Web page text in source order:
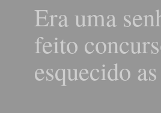
Era uma
feito
esquecido